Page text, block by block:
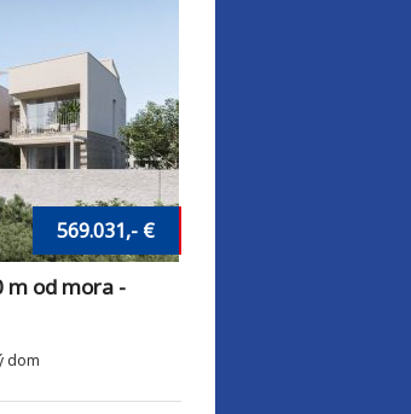
m od mora -
569.031,- €
dom